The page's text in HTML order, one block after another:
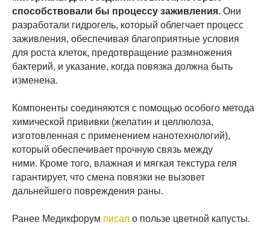
способствовали бы процессу заживления. Они
разработали гидрогель, который облегчает процесс
заживления, обеспечивая благоприятные условия
для роста клеток, предотвращение размножения
бактерий, и указание, когда повязка должна быть
изменена.
Компоненты соединяются с помощью особого метода
химической прививки (желатин и целлюлоза,
изготовленная с применением нанотехнологий),
который обеспечивает прочную связь между
ними. Кроме того, влажная и мягкая текстура геля
гарантирует, что смена повязки не вызовет
дальнейшего повреждения раны.
Ранее Медикфорум писал о пользе цветной капусты.